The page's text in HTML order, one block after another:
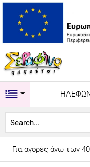
Search...
Για αγορές άνω των